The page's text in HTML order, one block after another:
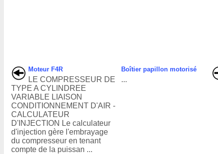
Moteur F4R
LE COMPRESSEUR DE
TYPE A CYLINDREE
VARIABLE LIAISON
CONDITIONNEMENT D'AIR -
CALCULATEUR
D'INJECTION Le calculateur
d'injection gère l'embrayage
du compresseur en tenant
compte de la puissan ...
Boîtier papillon motorisé
...